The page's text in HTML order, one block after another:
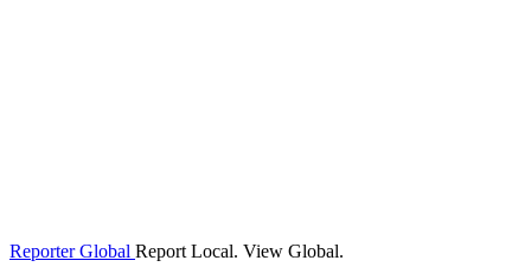
Reporter Global Report Local. View Global.